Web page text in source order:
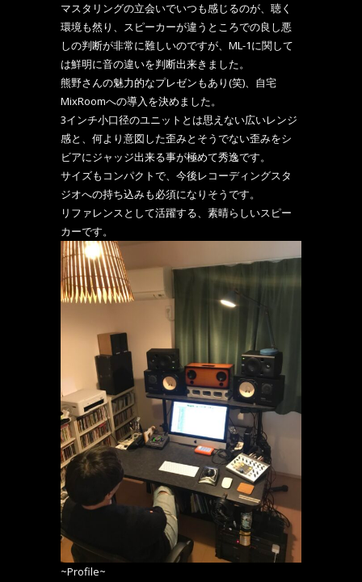
マスタリングの立会いでいつも感じるのが、聴く
環境も然り、 スピーカーが違うところでの良し悪
しの判断が非常に難しいのですが、ML-1に関して
は鮮明に音の違いを判断出来きました。
熊野さんの魅力的なプレゼンもあり(笑)、 自宅
MixRoomへの導入を決めました。
3インチ小口径のユニットとは思えない広いレンジ
感と、 何より意図した歪みとそうでない歪みをシ
ビアにジャッジ出来る事が極めて秀逸です。
サイズもコンパクトで、 今後レコーディングスタ
ジオへの持ち込みも必須になりそうです。
リファレンスとして活躍する、素晴らしいスピー
カーです。
~Profile~